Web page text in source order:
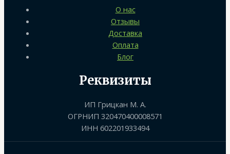
О нас
Отзывы
Доставка
Оплата
Блог
Реквизиты
ИП Грицкан М. А.
ОГРНИП 320470400008571
ИНН 602201933494